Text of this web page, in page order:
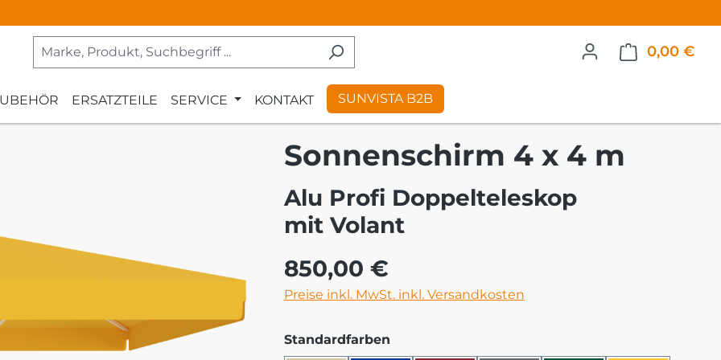
0,00 €
ERSATZTEILE SERVICE KONTAKT SUNVISTA B2B
Sonnenschirm 4 x 4 m
Alu Profi Doppelteleskop
mit Volant
Regulärer Preis:
850,00 €
Preise inkl. MwSt. inkl. Versandkosten
Standardfarbenauswählen